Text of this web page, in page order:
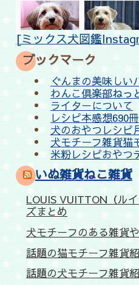
[ミックス犬図鑑
ブックマーク
ぐんまの美味しい
わんこ倶楽部ねっ
ライターについて
レシピ本感想690
犬のおやつレシピ
犬モチーフ雑貨猫
米粉レシピおやつ
いぬ雑貨ねこ雑貨
LOUIS VUITTON（ル
ズまとめ
犬モチーフのある雑貨
話題の猫モチーフ雑貨
話題の犬モチーフ雑貨